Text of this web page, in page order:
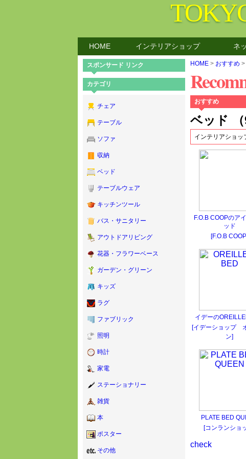
HOME インテリアショップ ネ
スポンサード リンク
カテゴリ
チェア
テーブル
ソファ
収納
ベッド
テーブルウェア
キッチンツール
バス・サニタリー
アウトドアリビング
花器・フラワーベース
ガーデン・グリーン
キッズ
ラグ
ファブリック
照明
時計
家電
ステーショナリー
雑貨
本
ポスター
その他
HOME > おすすめ >
おすすめ
ベッド （
インテリアショッ
F.O.B COOPのア
ッド
[F.O.B
イデーの
[イデーショップ
ン]
PLATE BED
[コンランショ
check